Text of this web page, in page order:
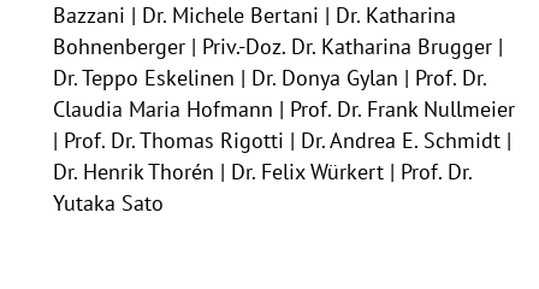
Bazzani | Dr. Michele Bertani | Dr. Katharina
Bohnenberger | Priv.-Doz. Dr. Katharina Brugger |
Dr. Teppo Eskelinen | Dr. Donya Gylan | Prof. Dr.
Claudia Maria Hofmann | Prof. Dr. Frank Nullmeier
| Prof. Dr. Thomas Rigotti | Dr. Andrea E. Schmidt |
Dr. Henrik Thorén | Dr. Felix Würkert | Prof. Dr.
Yutaka Sato